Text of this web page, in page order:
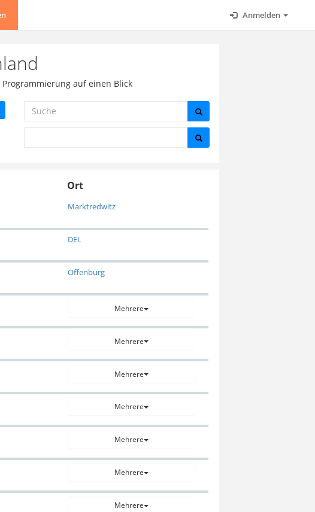
Anmelden
auf einen Blick
Ort
Marktredwitz
DEL
Offenburg
Mehrere
Mehrere
Mehrere
Mehrere
Mehrere
Mehrere
Mehrere